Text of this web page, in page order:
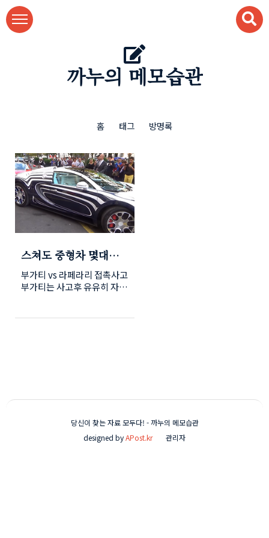
본문 바로가기
까누의 메모습관
홈 태그 방명록
스쳐도 중형차 몇대
값...
부가티 vs 라페라리 접촉사고
부가티는 사고후 유유히 자리
다.. ㅎ
당신이 찾는 자료 모두다! - 까누의 메모습관
designed byAPost.kr 관리자